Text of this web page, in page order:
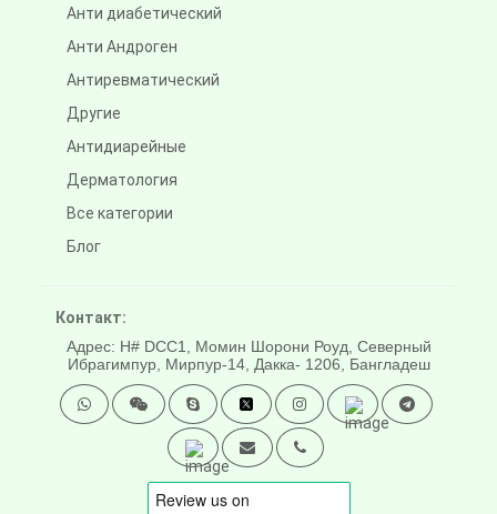
Анти диабетический
Анти Андроген
Антиревматический
Другие
Антидиарейные
Дерматология
Все категории
Блог
Контакт:
Адрес: H# DCC1, Момин Шорони Роуд, Северный
Ибрагимпур, Мирпур-14, Дакка- 1206, Бангладеш